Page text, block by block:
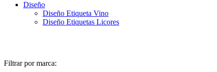
Diseño
Diseño Etiqueta Vino
Diseño Etiquetas Licores
Filtrar por marca: